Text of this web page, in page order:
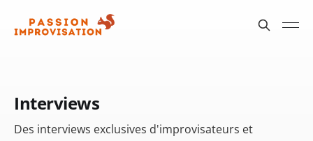
Interviews
Des interviews exclusives d'improvisateurs et